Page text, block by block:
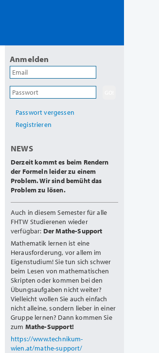
Anmelden
Passwort vergessen
Registrieren
NEWS
Derzeit kommt es beim Rendern
der Formeln leider zu einem
Problem. Wir sind bemüht das
Problem zu lösen.
Auch in diesem Semester für alle
FHTW Studierenen wieder
verfügbar: Der Mathe-Support
Mathematik lernen ist eine
Herausforderung, vor allem im
Eigenstudium! Sie tun sich schwer
beim Lesen von mathematischen
Skripten oder kommen bei den
Übungsaufgaben nicht weiter?
Vielleicht wollen Sie auch einfach
nicht alleine, sondern lieber in einer
Gruppe lernen? Dann kommen Sie
zum Mathe-Support!
https://www.technikum-
wien.at/mathe-support/